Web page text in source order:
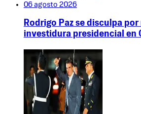
06 agosto 2026
Rodrigo Paz se disculpa por
investidura presidencial en